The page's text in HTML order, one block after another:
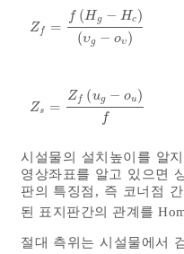
Z f =
f (H g − Hc )
(υg − oυ )
Zf=fHg-Hcυg-o
Zs =
Z f (ug − ou )
f
Zs=Zfug-ouf
시설물의 설치높이를 알
영상좌표를 알고 있으면
판의 특징점, 즉 코너점
된 표지판간의 관계를
절대 측위는 시설물에서